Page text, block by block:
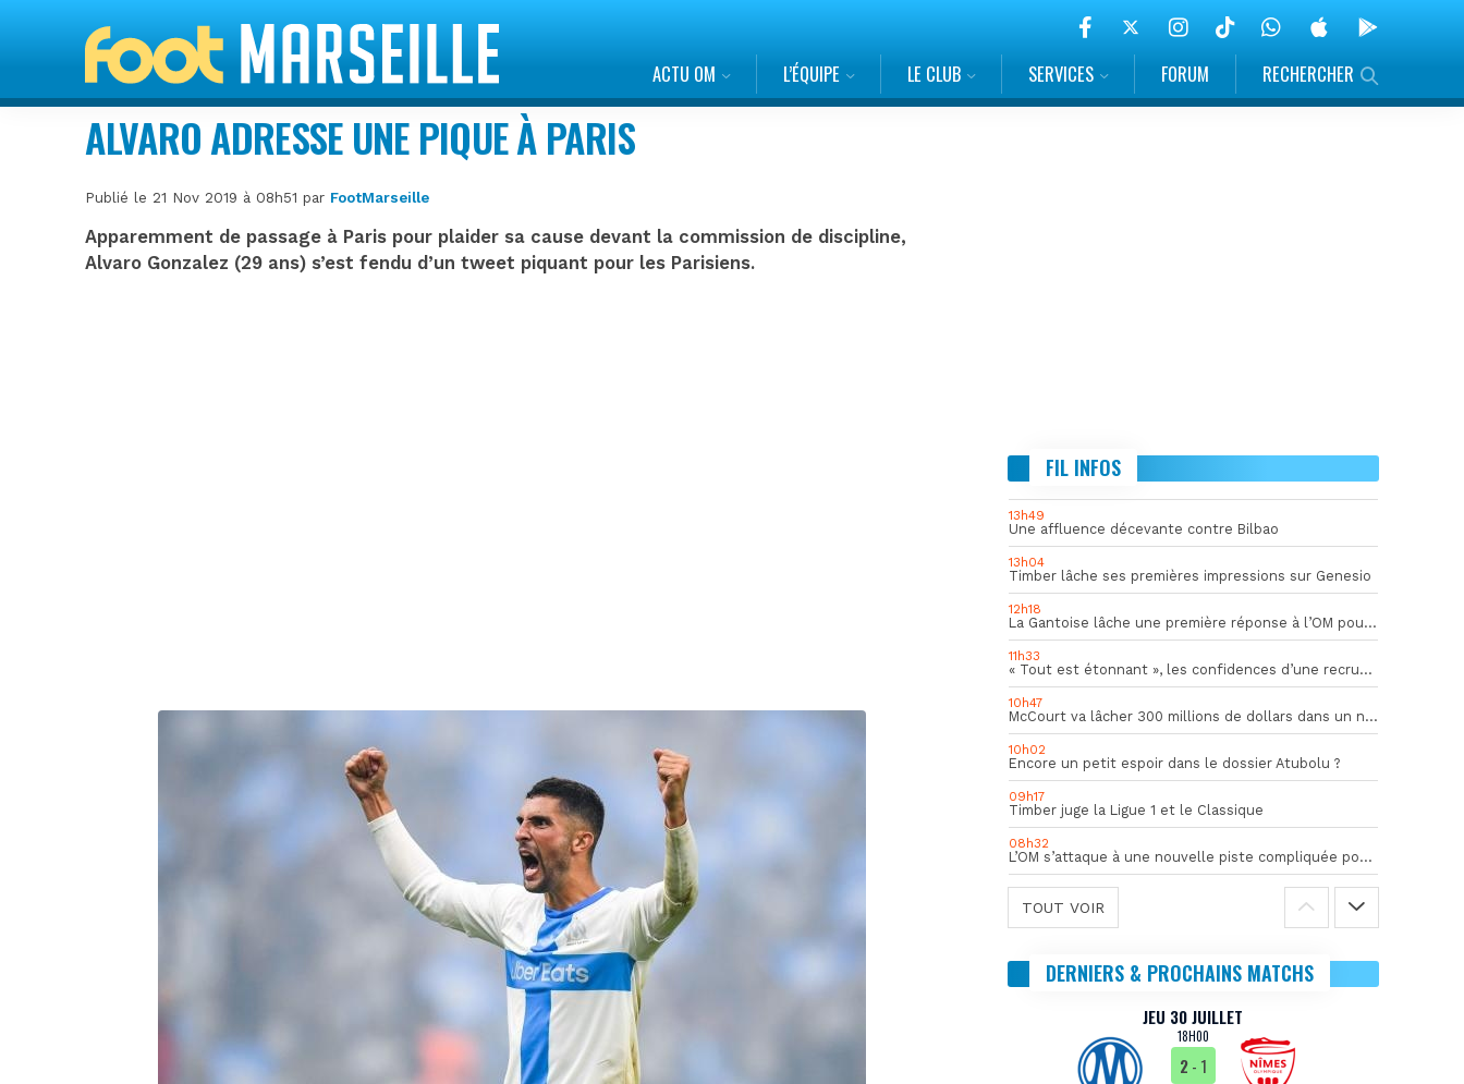
ACTU OM L’ÉQUIPE LE CLUB SERVICES FORUM RECHERCHER
ALVARO ADRESSE UNE PIQUE À PARIS
Publié le 21 Nov 2019 à 08h51 par FootMarseille
Apparemment de passage à Paris pour plaider sa cause devant la commission de discipline,
Alvaro Gonzalez (29 ans) s’est fendu d’un tweet piquant pour les Parisiens.
FIL INFOS
13h49
Une affluence décevante contre Bilbao
13h04
Timber lâche ses premières impressions sur Genesio
12h18
La Gantoise lâche une première réponse à l’OM pour Goore
11h33
« Tout est étonnant », les confidences d’une recrue du mercato hivernal de l’OM
10h47
McCourt va lâcher 300 millions de dollars dans un nouveau projet
10h02
Encore un petit espoir dans le dossier Atubolu ?
09h17
Timber juge la Ligue 1 et le Classique
08h32
L’OM s’attaque à une nouvelle piste compliquée pour la succession de Rulli
TOUT VOIR
DERNIERS & PROCHAINS MATCHS
JEU 30 JUILLET
18H00
2- 1